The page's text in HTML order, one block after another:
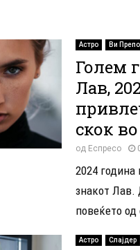
Астро Ви
Голем
Лав,
скок
од Еспресо
2024 година
знакот Лав.
повеќето
Астро Слајдер